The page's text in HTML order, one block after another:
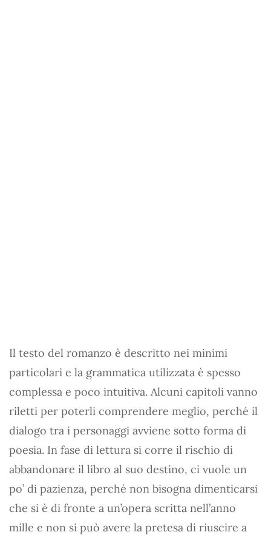
Il testo del romanzo è descritto nei minimi
particolari e la grammatica utilizzata è spesso
complessa e poco intuitiva. Alcuni capitoli vanno
riletti per poterli comprendere meglio, perché il
dialogo tra i personaggi avviene sotto forma di
poesia. In fase di lettura si corre il rischio di
abbandonare il libro al suo destino, ci vuole un
po’ di pazienza, perché non bisogna dimenticarsi
che si è di fronte a un’opera scritta nell’anno
mille e non si può avere la pretesa di riuscire a